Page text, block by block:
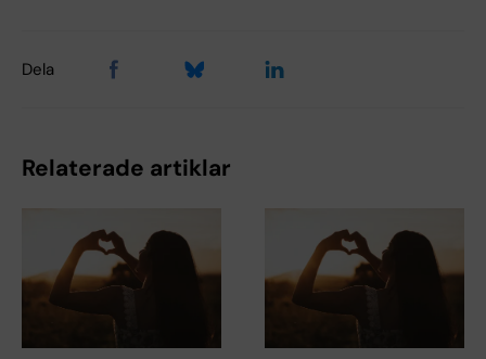
Dela
Relaterade artiklar